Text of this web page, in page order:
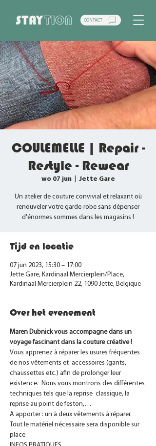
CONTACT
COULEMELLE | Repair -
Restyle - Rewear
wo 07 jun
  |
Jette Gare
Un atelier de couture convivial et relaxant où
renouveler votre garde-robe sans dépenser
d'énormes sommes dans les magasins !
Tijd en locatie
07 jun 2023, 15:30 – 17:00
Jette Gare, Kardinaal Mercierplein/Place,
Kardinaal Mercierplein 22, 1090 Jette, Belgique
Over het evenement
Maren Dubnick vous accompagne dans un
voyage fascinant dans la couture créative !
Vous apprenez à réparer les usures fréquentes
de nos vêtements et  accessoires (gants,
chaussettes etc.) afin de prolonger leur
existence.  Nous vous montrons des différentes
techniques tels que la reprise  classique, la
reprise au point de feston,…
A apporter : un à deux vêtements à réparer.
Tout le matériel nécessaire sera disponible sur
place